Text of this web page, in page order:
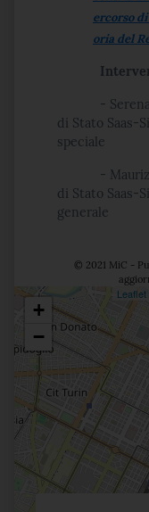
ercorso
oria del
- Serena
di Stato Saas-
speciale
- Maurizio
di Stato Saas-
generale
© 2021 MiC -
Posizione
+
−
Leaflet